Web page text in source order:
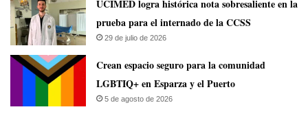
UCIMED logra histórica nota sobresaliente en la
prueba para el internado de la CCSS
29 de julio de 2026
Crean espacio seguro para la comunidad
LGBTIQ+ en Esparza y el Puerto
5 de agosto de 2026